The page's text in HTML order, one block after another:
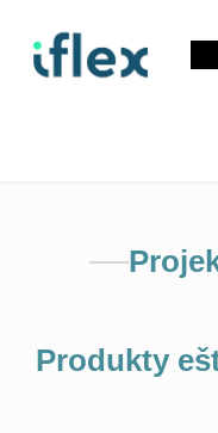
obsah
Produkty